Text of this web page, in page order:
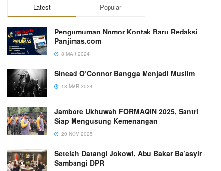
Latest Popular
Pengumuman Nomor Kontak Baru Redaksi
Panjimas.com
8 MAR 2024
Sinead O’Connor Bangga Menjadi Muslim
18 MAR 2024
Jambore Ukhuwah FORMAQIN 2025, Santri
Siap Mengusung Kemenangan
20 NOV 2025
Setelah Datangi Jokowi, Abu Bakar Ba’asyir
Sambangi DPR